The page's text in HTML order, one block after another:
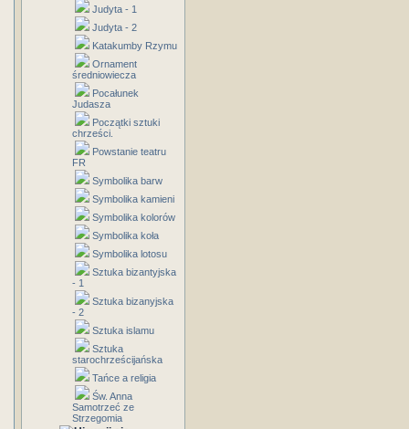
Judyta - 1
Judyta - 2
Katakumby Rzymu
Ornament
średniowiecza
Pocałunek
Judasza
Początki sztuki
chrześci.
Powstanie teatru
FR
Symbolika barw
Symbolika kamieni
Symbolika kolorów
Symbolika koła
Symbolika lotosu
Sztuka bizantyjska
- 1
Sztuka bizanyjska
- 2
Sztuka islamu
Sztuka
starochrześcijańska
Tańce a religia
Św. Anna
Samotrzeć ze
Strzegomia